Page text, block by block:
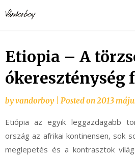
to
content
Etiopia – A
ókereszténység
byvandorboy Posted on2013
Etiópia az egyik leggazdagabb
ország az afrikai kontinensen, sok
meglepetés és a kontrasztok